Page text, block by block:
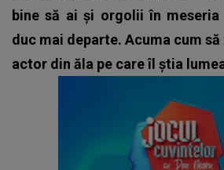
bine să ai și orgolii în
duc mai departe. Acuma cum
actor din ăla pe care îl știa